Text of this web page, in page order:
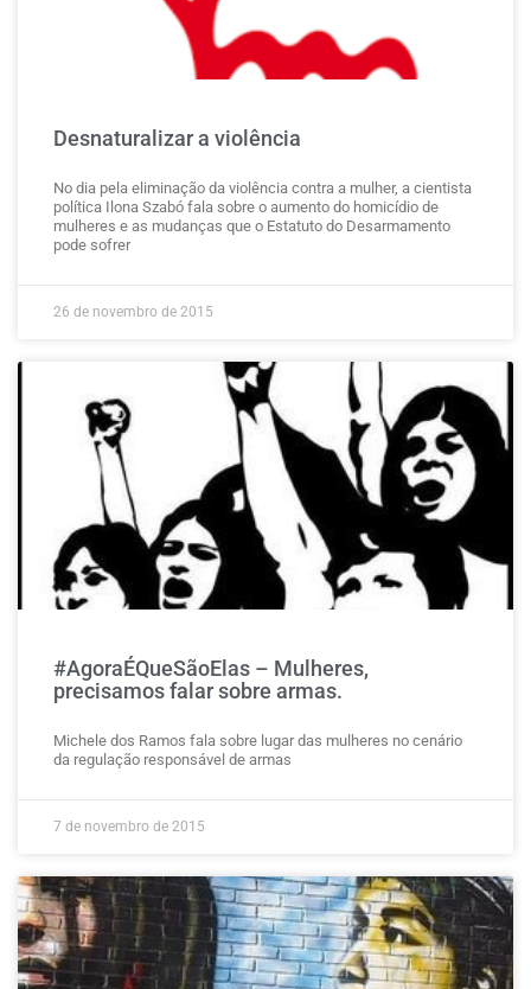
Desnaturalizar a violência
No dia pela eliminação da violência contra a mulher, a cientista
política Ilona Szabó fala sobre o aumento do homicídio de
mulheres e as mudanças que o Estatuto do Desarmamento
pode sofrer
26 de novembro de 2015
#AgoraÉQueSãoElas – Mulheres,
precisamos falar sobre armas.
Michele dos Ramos fala sobre lugar das mulheres no cenário
da regulação responsável de armas
7 de novembro de 2015